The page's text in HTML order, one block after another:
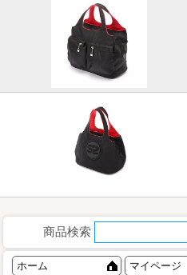
商品検索
ホーム マイページ